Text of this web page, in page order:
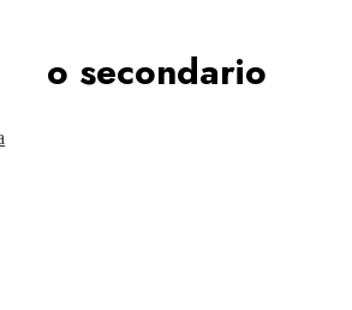
secondario